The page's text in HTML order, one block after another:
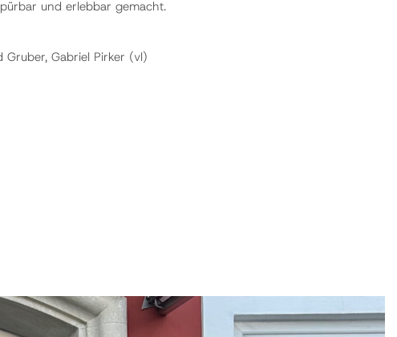
und erlebbar gemacht.
Gabriel Pirker (vl)